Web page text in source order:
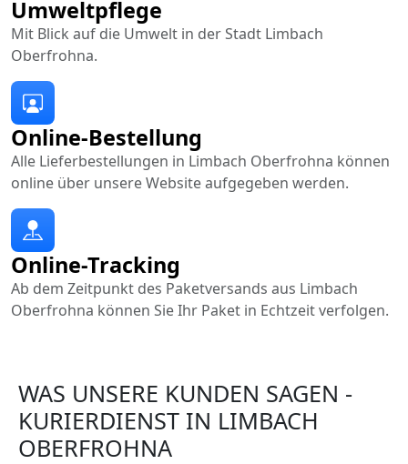
Online-Bestellung
Alle Lieferbestellungen in Limbach Oberfrohna können
online über unsere Website aufgegeben werden.
Online-Tracking
Ab dem Zeitpunkt des Paketversands aus Limbach
Oberfrohna können Sie Ihr Paket in Echtzeit verfolgen.
Umweltpflege
Mit Blick auf die Umwelt in der Stadt Limbach
Oberfrohna.
WAS UNSERE KUNDEN SAGEN -
KURIERDIENST IN LIMBACH
OBERFROHNA